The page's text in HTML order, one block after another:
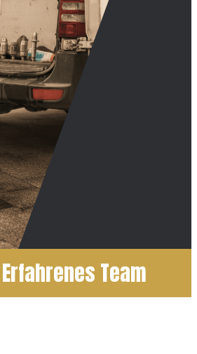
Erfahrenes Team